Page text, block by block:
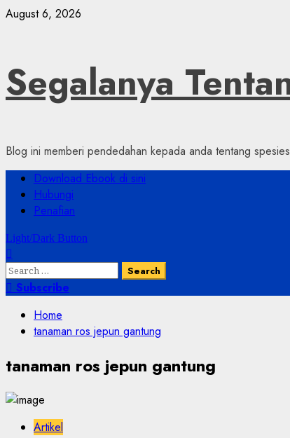
Skip
August 6, 2026
Segalanya
Blog ini memberi pendedahan kepada anda tentang
Primary
Menu
Download Ebook di sini
Hubungi
Penafian
Light/Dark Button
Search
for:Subscribe
Home
tanaman ros jepun gantung
tanaman ros jepun gantung
Artikel